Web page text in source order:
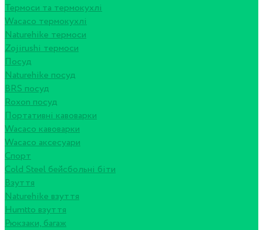
Термоси та термокухлі
Wacaco термокухлі
Naturehike термоси
Zojirushi термоси
Посуд
Naturehike посуд
BRS посуд
Roxon посуд
Портативні кавоварки
Wacaco кавоварки
Wacaco аксесуари
Спорт
Cold Steel бейсбольні біти
Взуття
Naturehike взуття
Humtto взуття
Рюкзаки, багаж